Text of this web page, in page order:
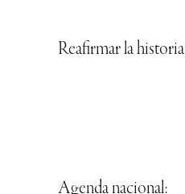
Reafirmar la historia
Agenda nacional: